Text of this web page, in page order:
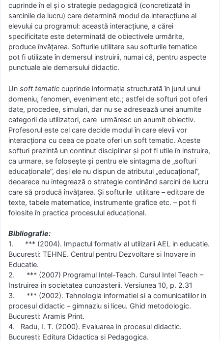
cuprinde în el şi o strategie pedagogică (concretizată în
sarcinile de lucru) care determină modul de interacţiune al
elevului cu programul: această interacţiune, a cărei
specificitate este determinată de obiectivele urmărite,
produce învăţarea. Softurile utilitare sau softurile tematice
pot fi utilizate în demersul instruirii, numai că, pentru aspecte
punctuale ale demersului didactic.
Un soft tematic cuprinde informaţia structurată în jurul unui
domeniu, fenomen, eveniment etc.; astfel de softuri pot oferi
date, procedee, simulari, dar nu se adresează unei anumite
categorii de utilizatori, care urmăresc un anumit obiectiv.
Profesorul este cel care decide modul în care elevii vor
interacţiona cu ceea ce poate oferi un soft tematic. Aceste
softuri prezintă un continut disciplinar şi pot fi utile în instruire,
ca urmare, se foloseşte şi pentru ele sintagma de „softuri
educaţionale”, deşi ele nu dispun de atributul „educaţional”,
deoarece nu integrează o strategie continând sarcini de lucru
care să producă învăţarea. Şi softurile utilitare – editoare de
texte, tabele matematice, instrumente grafice etc. – pot fi
folosite în practica procesului educaţional.
Bibliografie:
1. *** (2004). Impactul formativ al utilizarii AEL in educatie.
Bucuresti: TEHNE. Centrul pentru Dezvoltare si Inovare in
Educatie.
2. *** (2007) Programul Intel-Teach. Cursul Intel Teach –
Instruirea in societatea cunoasterii. Versiunea 10, p. 2.31
3. *** (2002). Tehnologia informatiei si a comunicatiilor in
procesul didactic – gimnaziu si liceu. Ghid metodologic.
Bucuresti: Aramis Print.
4. Radu, I. T. (2000). Evaluarea in procesul didactic.
Bucuresti: Editura Didactica si Pedagogica.